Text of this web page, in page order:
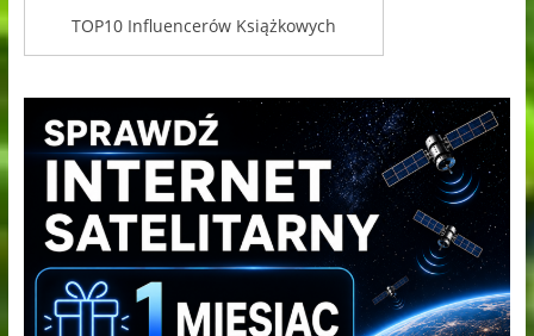
TOP10 Influencerów Książkowych